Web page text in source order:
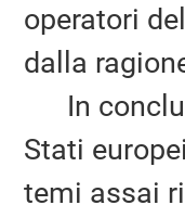
operatori
dalla
In
Stati
temi assai